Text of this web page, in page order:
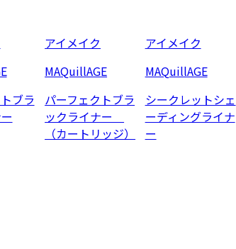
ブラ
アイメイク
MAQuillAGE
パーフェクトブラ
ックライナー
（カートリッジ）
アイメイク
MAQuillAGE
シークレットシェ
ーディングライナ
ー